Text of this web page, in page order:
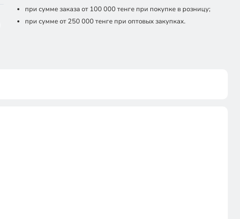
при сумме заказа от 100 000 тенге при покупке в розницу;
при сумме от 250 000 тенге при оптовых закупках.